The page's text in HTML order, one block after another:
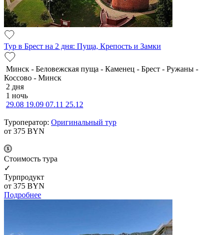
Тур в Брест на 2 дня: Пуща, Крепость и Замки
Минск - Беловежская пуща - Каменец - Брест - Ружаны -
Коссово - Минск
2 дня
1 ночь
29.08 19.09 07.11 25.12
Туроператор: Оригинальный тур
от 375 BYN
Cтоимость тура
✓
Турпродукт
от 375 BYN
Подробнее